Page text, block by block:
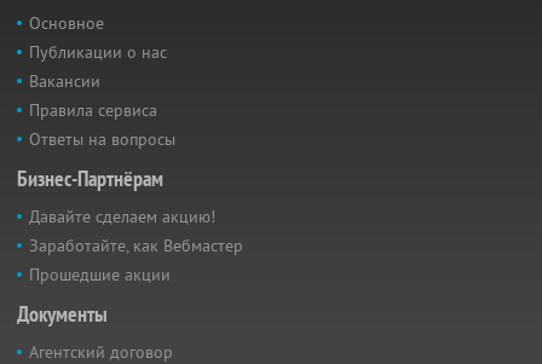
Основное
Публикации о нас
Вакансии
Правила сервиса
Ответы на вопросы
Бизнес-Партнёрам
Давайте сделаем акцию!
Заработайте, как Вебмастер
Прошедшие акции
Документы
Агентский договор